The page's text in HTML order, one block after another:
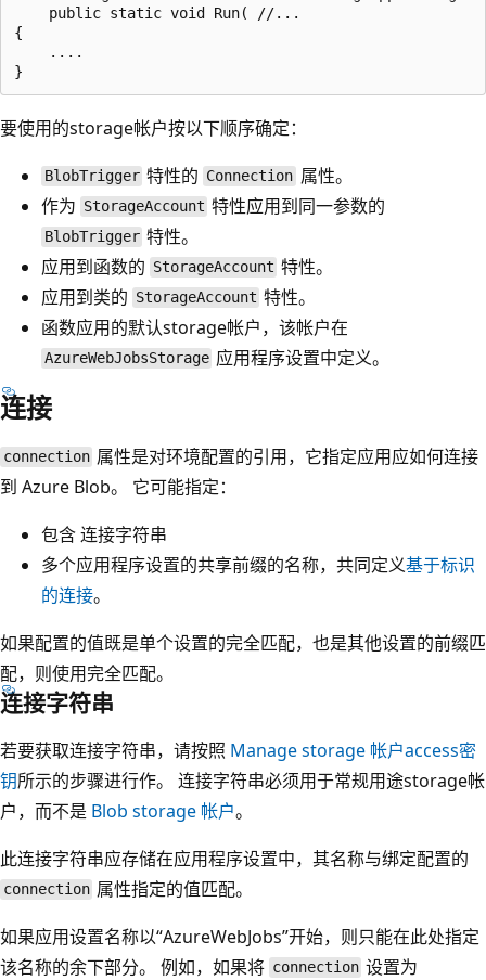
    public static void Run( //...
{
    ....
要使用的storage帐户按以下顺序确定：
BlobTrigger 特性的 Connection 属性。
作为 StorageAccount 特性应用到同一参数的
BlobTrigger 特性。
应用到函数的 StorageAccount 特性。
应用到类的 StorageAccount 特性。
函数应用的默认storage帐户，该帐户在
AzureWebJobsStorage 应用程序设置中定义。
连接
connection 属性是对环境配置的引用，它指定应用应如何连接
到 Azure Blob。 它可能指定：
包含连接字符串
多个应用程序设置的共享前缀的名称，共同定义基于标识
的连接。
如果配置的值既是单个设置的完全匹配，也是其他设置的前缀匹
配，则使用完全匹配。
连接字符串
若要获取连接字符串，请按照 Manage storage 帐户access密
钥所示的步骤进行作。 连接字符串必须用于常规用途storage帐
户，而不是 Blob storage 帐户。
此连接字符串应存储在应用程序设置中，其名称与绑定配置的
connection 属性指定的值匹配。
如果应用设置名称以“AzureWebJobs”开始，则只能在此处指定
该名称的余下部分。 例如，如果将 connection 设置为